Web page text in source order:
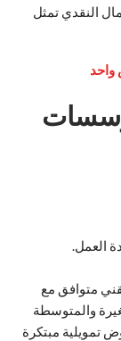
النقدي تمثل
العمل.
متوافق مع
والمتوسطة
تمويلية مبتكرة